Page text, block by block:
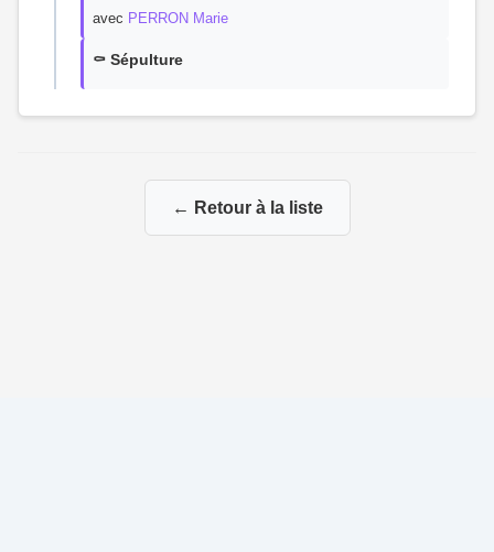
avec PERRON Marie
⚰️ Sépulture
← Retour à la liste